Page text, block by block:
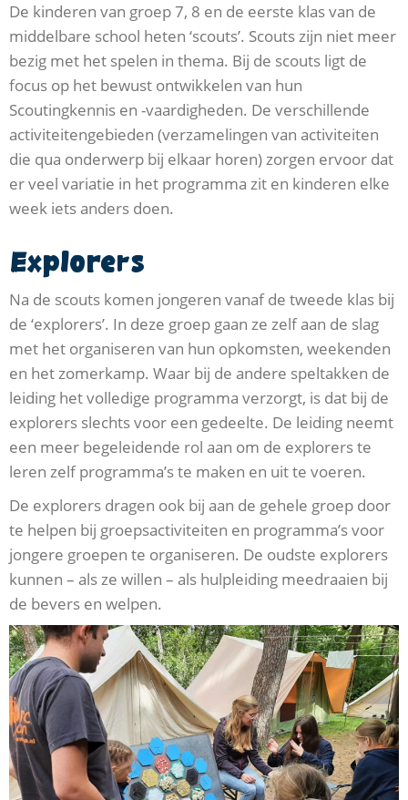
De kinderen van groep 7, 8 en de eerste klas van de
middelbare school heten ‘scouts’. Scouts zijn niet meer
bezig met het spelen in thema. Bij de scouts ligt de
focus op het bewust ontwikkelen van hun
Scoutingkennis en -vaardigheden. De verschillende
activiteitengebieden (verzamelingen van activiteiten
die qua onderwerp bij elkaar horen) zorgen ervoor dat
er veel variatie in het programma zit en kinderen elke
week iets anders doen.
Explorers
Na de scouts komen jongeren vanaf de tweede klas bij
de ‘explorers’. In deze groep gaan ze zelf aan de slag
met het organiseren van hun opkomsten, weekenden
en het zomerkamp. Waar bij de andere speltakken de
leiding het volledige programma verzorgt, is dat bij de
explorers slechts voor een gedeelte. De leiding neemt
een meer begeleidende rol aan om de explorers te
leren zelf programma’s te maken en uit te voeren.
De explorers dragen ook bij aan de gehele groep door
te helpen bij groepsactiviteiten en programma’s voor
jongere groepen te organiseren. De oudste explorers
kunnen – als ze willen – als hulpleiding meedraaien bij
de bevers en welpen.